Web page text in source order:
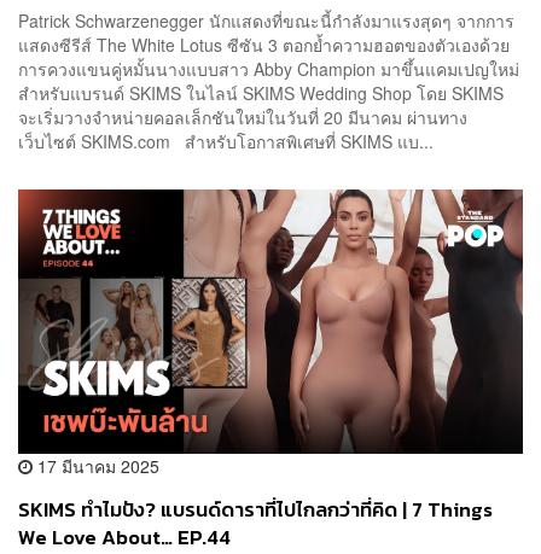
Patrick Schwarzenegger นักแสดงที่ขณะนี้กำลังมาแรงสุดๆ จากการ
แสดงซีรีส์ The White Lotus ซีซัน 3 ตอกย้ำความฮอตของตัวเองด้วย
การควงแขนคู่หมั้นนางแบบสาว Abby Champion มาขึ้นแคมเปญใหม่
สำหรับแบรนด์ SKIMS ในไลน์ SKIMS Wedding Shop โดย SKIMS
จะเริ่มวางจำหน่ายคอลเล็กชันใหม่ในวันที่ 20 มีนาคม ผ่านทาง
เว็บไซต์ SKIMS.com สำหรับโอกาสพิเศษที่ SKIMS แบ...
17 มีนาคม 2025
SKIMS ทำไมปัง? แบรนด์ดาราที่ไปไกลกว่าที่คิด | 7 Things
We Love About… EP.44